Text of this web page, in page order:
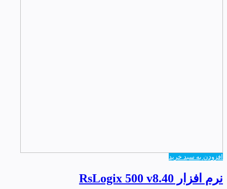
افزودن به سبد خرید
نرم افزار RsLogix 500 v8.40